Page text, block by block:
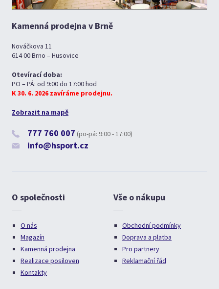
Kamenná prodejna v Brně
Nováčkova 11
614 00 Brno – Husovice
Otevírací doba:
PO – PÁ: od 9:00 do 17:00 hod
K 30. 6. 2026 zavíráme prodejnu.
Zobrazit na mapě
777 760 007 (po-pá: 9:00 - 17:00)
info@hsport.cz
O společnosti
O nás
Magazín
Kamenná prodejna
Realizace posiloven
Kontakty
Vše o nákupu
Obchodní podmínky
Doprava a platba
Pro partnery
Reklamační řád